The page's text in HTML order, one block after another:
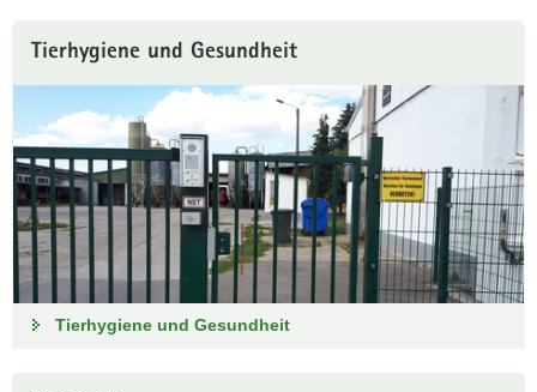
Tierhygiene und Gesundheit
Tierhygiene und Gesundheit